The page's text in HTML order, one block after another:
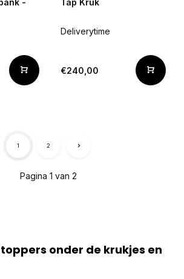
-
Tap Kruk
Deliverytime
€240,00
Pagina 1 van 2
1 2
onder de krukjes en